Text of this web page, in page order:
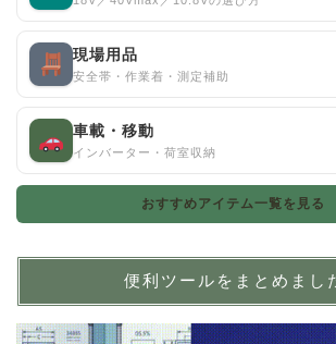
現場用品
安全帯・作業着・測定補助
車載・移動
インバーター・荷室収納
おすすめアイテム一覧を見
便利ツールをまとめまし